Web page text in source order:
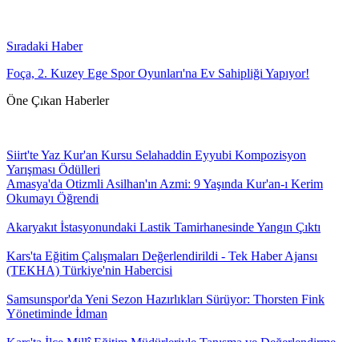
Sıradaki Haber
Foça, 2. Kuzey Ege Spor Oyunları'na Ev Sahipliği Yapıyor!
Öne Çıkan Haberler
Siirt'te Yaz Kur'an Kursu Selahaddin Eyyubi Kompozisyon
Yarışması Ödülleri
Amasya'da Otizmli Asilhan'ın Azmi: 9 Yaşında Kur'an-ı Kerim
Okumayı Öğrendi
Akaryakıt İstasyonundaki Lastik Tamirhanesinde Yangın Çıktı
Kars'ta Eğitim Çalışmaları Değerlendirildi - Tek Haber Ajansı
(TEKHA) Türkiye'nin Habercisi
Samsunspor'da Yeni Sezon Hazırlıkları Sürüyor: Thorsten Fink
Yönetiminde İdman